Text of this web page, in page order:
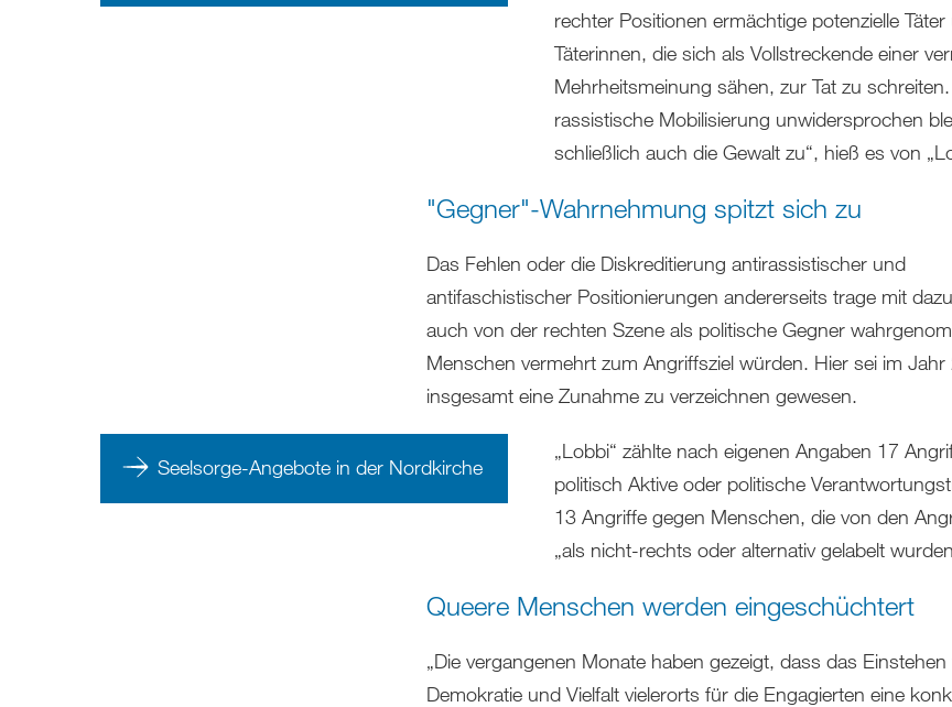
rechter Positionen ermächtige potenzielle Täter
Täterinnen, die sich als Vollstreckende einer
Mehrheitsmeinung sähen, zur Tat zu
rassistische Mobilisierung unwidersprochen
schließlich auch die Gewalt zu“, hieß es von
"Gegner"-Wahrnehmung spitzt sich zu
Das Fehlen oder die Diskreditierung antirassistischer und
antifaschistischer Positionierungen andererseits trage mit
auch von der rechten Szene als politische Gegner
Menschen vermehrt zum Angriffsziel würden. Hier sei im
insgesamt eine Zunahme zu verzeichnen gewesen.
Seelsorge-Angebote in der Nordkirche
„Lobbi“ zählte nach eigenen Angaben 17
politisch Aktive oder politische
13 Angriffe gegen Menschen, die von den
„als nicht-rechts oder alternativ gelabelt
Queere Menschen werden eingeschüchtert
„Die vergangenen Monate haben gezeigt, dass das
Demokratie und Vielfalt vielerorts für die Engagierten eine